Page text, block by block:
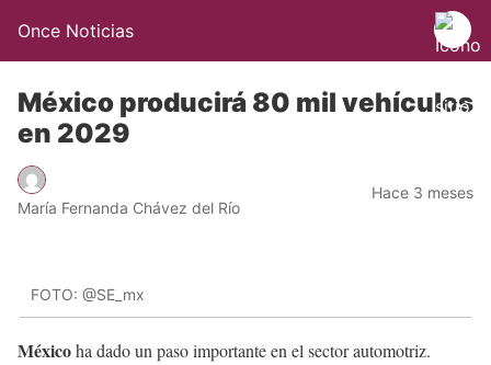
Once Noticias
México producirá 80 mil vehículos
en 2029
María Fernanda Chávez del Río
Hace 3 meses
FOTO: @SE_mx
Méxicoha dado un paso importante en el sector automotriz.